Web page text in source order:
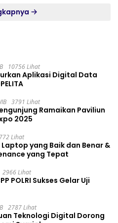
10756 Lihat
Aplikasi Digital Data
3791 Lihat
Ramaikan Paviliun
2025
Lihat
yang Baik dan Benar &
yang Tepat
2966 Lihat
POLRI Sukses Gelar Uji
2787 Lihat
Teknologi Digital Dorong